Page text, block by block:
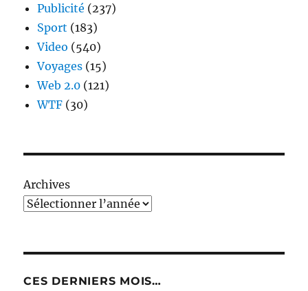
Publicité (237)
Sport (183)
Video (540)
Voyages (15)
Web 2.0 (121)
WTF (30)
Archives
CES DERNIERS MOIS…